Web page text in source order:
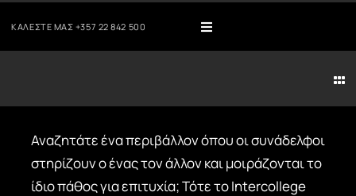
στο
περιεχόμενο
ΚΑΛΈΣΤΕ ΜΑΣ +357 22 842 500
Toggle
Navigation
Moodle
Αναζητάτε ένα περιβάλλον όπου οι συνάδελφοι
στηρίζουν ο ένας τον άλλον και μοιράζονται το
ίδιο πάθος για επιτυχία; Τότε το Intercollege